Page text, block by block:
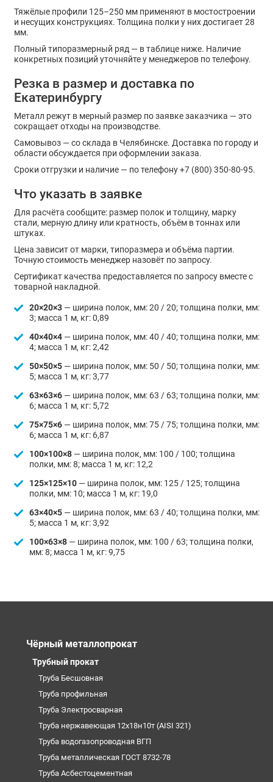
Тяжёлые профили 125–250 мм применяют в мостостроении
и несущих конструкциях. Толщина полки у них достигает 28
мм.
Полный типоразмерный ряд — в таблице ниже. Наличие
конкретных позиций уточняйте у менеджеров по телефону.
Резка в размер и доставка по
Екатеринбургу
Металл режут в мерный размер по заявке заказчика — это
сокращает отходы на производстве.
Самовывоз — со склада в Челябинске. Доставка по городу и
области обсуждается при оформлении заказа.
Сроки отгрузки и наличие — по телефону +7 (800) 350-80-95.
Что указать в заявке
Для расчёта сообщите: размер полок и толщину, марку
стали, мерную длину или кратность, объём в тоннах или
штуках.
Цена зависит от марки, типоразмера и объёма партии.
Точную стоимость менеджер назовёт по запросу.
Сертификат качества предоставляется по запросу вместе с
товарной накладной.
20×20×3— ширина полок, мм: 20 / 20; толщина полки, мм:
3; масса 1 м, кг: 0,89
40×40×4— ширина полок, мм: 40 / 40; толщина полки, мм:
4; масса 1 м, кг: 2,42
50×50×5— ширина полок, мм: 50 / 50; толщина полки, мм:
5; масса 1 м, кг: 3,77
63×63×6— ширина полок, мм: 63 / 63; толщина полки, мм:
6; масса 1 м, кг: 5,72
75×75×6— ширина полок, мм: 75 / 75; толщина полки, мм:
6; масса 1 м, кг: 6,87
100×100×8— ширина полок, мм: 100 / 100; толщина
полки, мм: 8; масса 1 м, кг: 12,2
125×125×10— ширина полок, мм: 125 / 125; толщина
полки, мм: 10; масса 1 м, кг: 19,0
63×40×5— ширина полок, мм: 63 / 40; толщина полки, мм:
5; масса 1 м, кг: 3,92
100×63×8— ширина полок, мм: 100 / 63; толщина полки,
мм: 8; масса 1 м, кг: 9,75
Чёрный металлопрокат
Трубный прокат
Труба Бесшовная
Труба профильная
Труба Электросварная
Труба нержавеющая 12х18н10т (AISI 321)
Труба водогазопроводная ВГП
Труба металлическая ГОСТ 8732-78
Труба Асбестоцементная